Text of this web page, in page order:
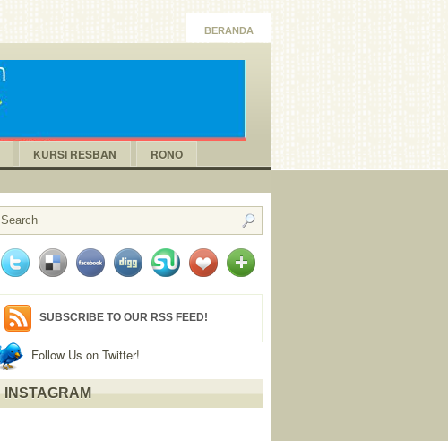
BERANDA
KURSI RESBAN
RONO
SUBSCRIBE TO OUR RSS FEED!
Follow Us on Twitter!
INSTAGRAM